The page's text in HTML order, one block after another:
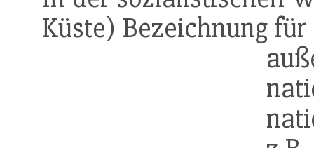
Küste) Bezeichnung